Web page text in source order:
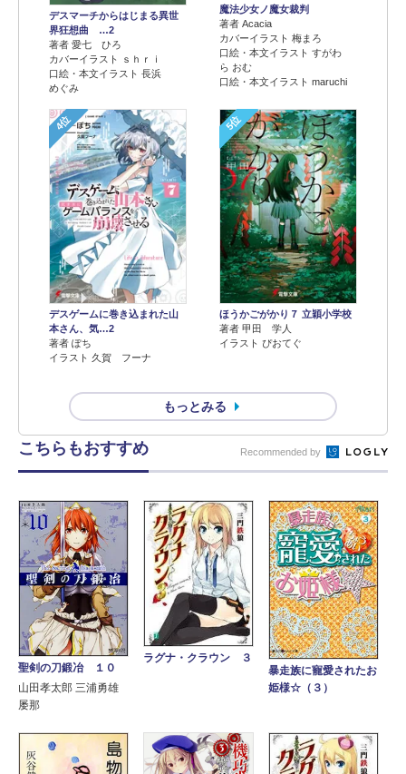
デスマーチからはじまる異世
界狂想曲 …2
著者 愛七 ひろ
カバーイラスト ｓｈｒｉ
口絵・本文イラスト 長浜
めぐみ
魔法少女ノ魔女裁判
著者 Acacia
カバーイラスト 梅まろ
口絵・本文イラスト すがわ
ら おむ
口絵・本文イラスト maruchi
4位
デスゲームに巻き込まれた山
本さん、気…2
著者 ぽち
イラスト 久賀 フーナ
5位
ほうかごがかり７ 立穎小学校
著者 甲田 学人
イラスト ぴおてぐ
もっとみる
こちらもおすすめ Recommended by
聖剣の刀鍛冶 １０
山田孝太郎 三浦勇雄
屡那
ラグナ・クラウン ３
暴走族に寵愛されたお
姫様☆（３）